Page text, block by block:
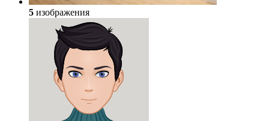
5 изображения